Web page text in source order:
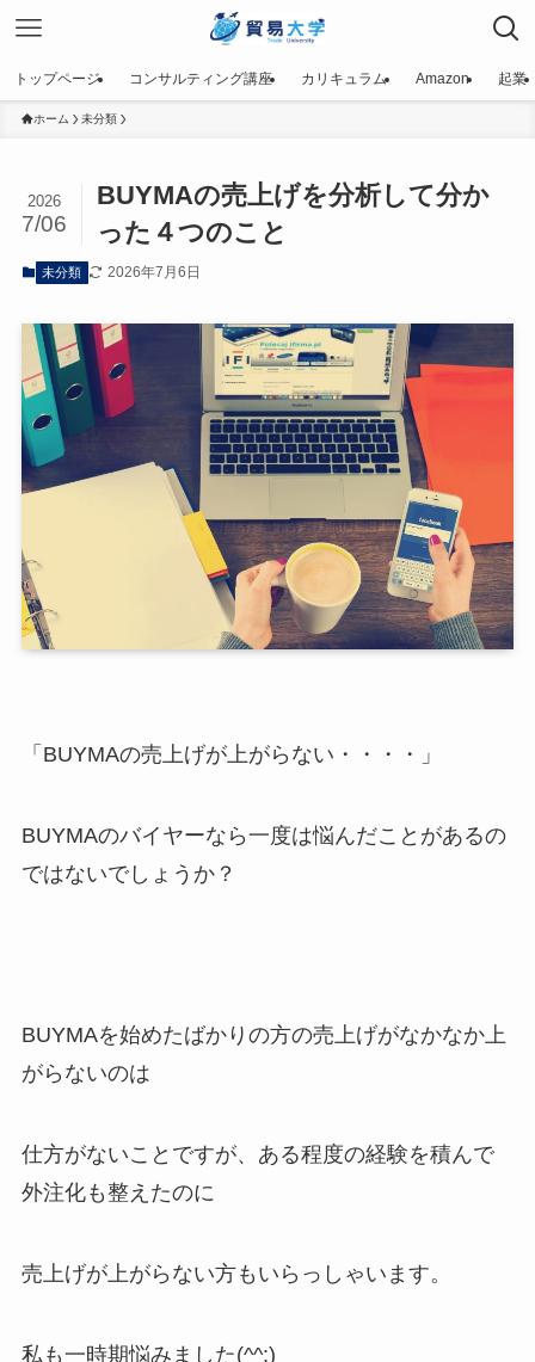
トップページ コンサルティング講座 カリキュラム Amazon 起業
ホーム 未分類
BUYMAの売上げを分析して分か
った４つのこと
2026
7/06
未分類 2026年7月6日
「BUYMAの売上げが上がらない・・・・」
BUYMAのバイヤーなら一度は悩んだことがあるの
ではないでしょうか？
BUYMAを始めたばかりの方の売上げがなかなか上
がらないのは
仕方がないことですが、ある程度の経験を積んで
外注化も整えたのに
売上げが上がらない方もいらっしゃいます。
私も一時期悩みました(^^;)